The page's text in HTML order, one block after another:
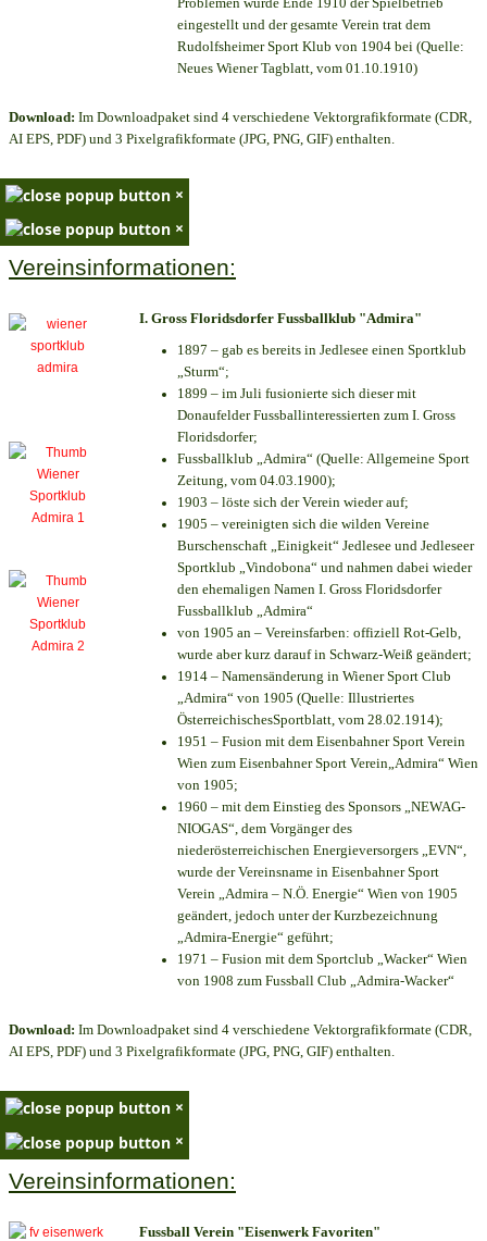
eingestellt und der gesamte Verein trat dem
Rudolfsheimer Sport Klub von 1904 bei (Quelle:
Neues Wiener Tagblatt, vom 01.10.1910)
Download: Im Downloadpaket sind 4 verschiedene Vektorgrafikformate (CDR,
AI EPS, PDF) und 3 Pixelgrafikformate (JPG, PNG, GIF) enthalten.
×
×
Vereinsinformationen:
I. Gross Floridsdorfer Fussballklub "Admira"
1897 – gab es bereits in Jedlesee einen Sportklub
„Sturm“;
1899 – im Juli fusionierte sich dieser mit
Donaufelder Fussballinteressierten zum I. Gross
Floridsdorfer;
Fussballklub „Admira“ (Quelle: Allgemeine Sport
Zeitung, vom 04.03.1900);
1903 – löste sich der Verein wieder auf;
1905 – vereinigten sich die wilden Vereine
Burschenschaft „Einigkeit“ Jedlesee und Jedleseer
Sportklub „Vindobona“ und nahmen dabei wieder
den ehemaligen Namen I. Gross Floridsdorfer
Fussballklub „Admira“
von 1905 an – Vereinsfarben: offiziell Rot-Gelb,
wurde aber kurz darauf in Schwarz-Weiß geändert;
1914 – Namensänderung in Wiener Sport Club
„Admira“ von 1905 (Quelle: Illustriertes
ÖsterreichischesSportblatt, vom 28.02.1914);
1951 – Fusion mit dem Eisenbahner Sport Verein
Wien zum Eisenbahner Sport Verein„Admira“ Wien
von 1905;
1960 – mit dem Einstieg des Sponsors „NEWAG-
NIOGAS“, dem Vorgänger des
niederösterreichischen Energieversorgers „EVN“,
wurde der Vereinsname in Eisenbahner Sport
Verein „Admira – N.Ö. Energie“ Wien von 1905
geändert, jedoch unter der Kurzbezeichnung
„Admira-Energie“ geführt;
1971 – Fusion mit dem Sportclub „Wacker“ Wien
von 1908 zum Fussball Club „Admira-Wacker“
Download: Im Downloadpaket sind 4 verschiedene Vektorgrafikformate (CDR,
AI EPS, PDF) und 3 Pixelgrafikformate (JPG, PNG, GIF) enthalten.
×
×
Vereinsinformationen:
Fussball Verein "Eisenwerk Favoriten"